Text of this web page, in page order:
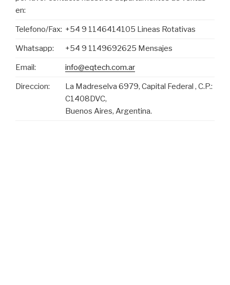
en:
Telefono/Fax: +54 9 1146414105 Lineas Rotativas
Whatsapp: +54 9 1149692625 Mensajes
Email: info@eqtech.com.ar
Direccion:
La Madreselva 6979, Capital Federal , C.P.:
C1408DVC,
Buenos Aires, Argentina.